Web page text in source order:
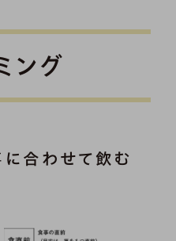
ング
合わせて飲む